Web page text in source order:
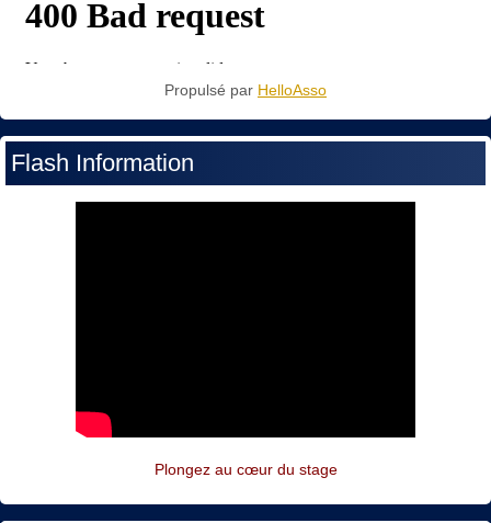
Propulsé par HelloAsso
Flash Information
Plongez au cœur du stage